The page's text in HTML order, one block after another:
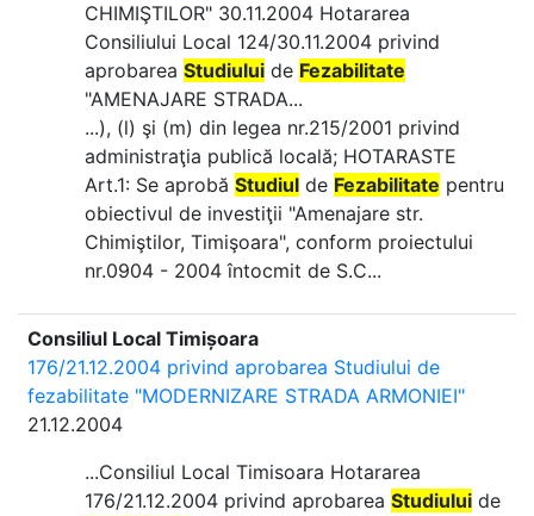
CHIMIŞTILOR" 30.11.2004 Hotararea
Consiliului Local 124/30.11.2004 privind
aprobarea Studiului de Fezabilitate
"AMENAJARE STRADA...
...), (l) şi (m) din legea nr.215/2001 privind
administraţia publică locală; HOTARASTE
Art.1: Se aprobă Studiul de Fezabilitate pentru
obiectivul de investiţii "Amenajare str.
Chimiştilor, Timişoara", conform proiectului
nr.0904 - 2004 întocmit de S.C...
Consiliul Local Timișoara
176/21.12.2004 privind aprobarea Studiului de
fezabilitate "MODERNIZARE STRADA ARMONIEI"
21.12.2004
...Consiliul Local Timisoara Hotararea
176/21.12.2004 privind aprobarea Studiului de